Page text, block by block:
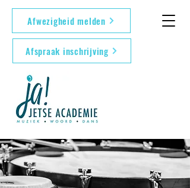
Afwezigheid melden
Afspraak inschrijving